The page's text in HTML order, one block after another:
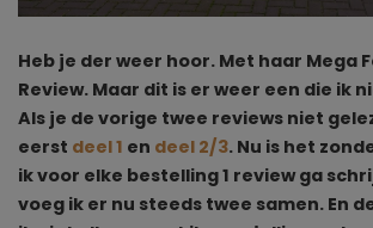
Heb je der weer hoor. Met haar Mega
Review. Maar dit is er weer een die ik
Als je de vorige twee reviews niet
eerst deel 1 en deel 2/3. Nu is het
ik voor elke bestelling 1 review ga
voeg ik er nu steeds twee samen. En